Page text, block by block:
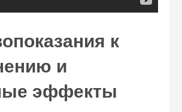
к
и
эффекты